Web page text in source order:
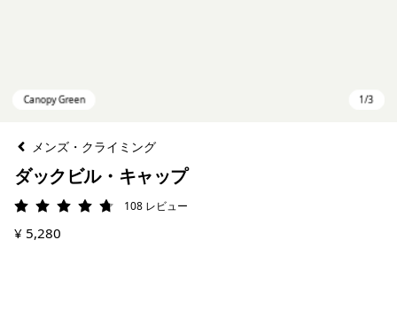
メンズ・クライミング
ダックビル・キャップ
評価: 4.7 / 5108 レビュー
¥ 5,280